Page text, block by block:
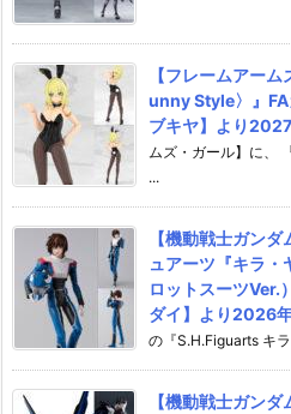
【フレームアー
unny Style〉』FA
ブキヤ】より
ムズ・ガール】に、
...
【機動戦士ガン
ュアーツ『キラ・
ロットスーツVer.
ダイ】より2026
の『S.H.Figuarts キ
【機動戦士ガン